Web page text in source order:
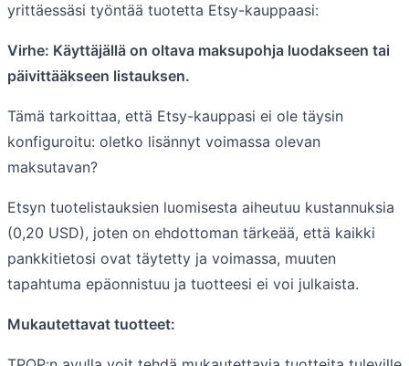
yrittäessäsi työntää tuotetta Etsy-kauppaasi:
Virhe: Käyttäjällä on oltava maksupohja luodakseen tai
päivittääkseen listauksen.
Tämä tarkoittaa, että Etsy-kauppasi ei ole täysin
konfiguroitu: oletko lisännyt voimassa olevan
maksutavan?
Etsyn tuotelistauksien luomisesta aiheutuu kustannuksia
(0,20 USD), joten on ehdottoman tärkeää, että kaikki
pankkitietosi ovat täytetty ja voimassa, muuten
tapahtuma epäonnistuu ja tuotteesi ei voi julkaista.
Mukautettavat tuotteet: